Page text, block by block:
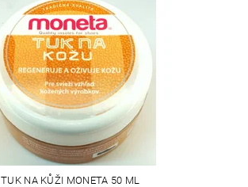
TUK NA KŮŽI MONETA 50 ML